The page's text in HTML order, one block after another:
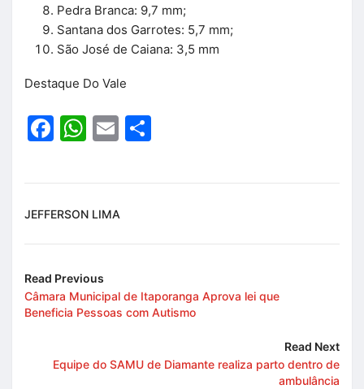
Pedra Branca: 9,7 mm;
Santana dos Garrotes: 5,7 mm;
São José de Caiana: 3,5 mm
Destaque Do Vale
Facebook
WhatsApp
Email
JEFFERSON LIMA
Read Previous
Câmara Municipal de Itaporanga Aprova lei que
Beneficia Pessoas com Autismo
Read Next
Equipe do SAMU de Diamante realiza parto dentro de
ambulância